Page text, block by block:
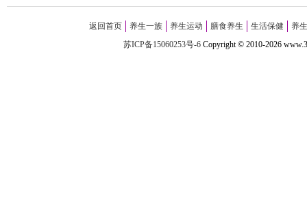
返回首页 养生一族 养生运动 膳食养生 生活保健
养
苏ICP备15060253号-6Copyright©2010-2026